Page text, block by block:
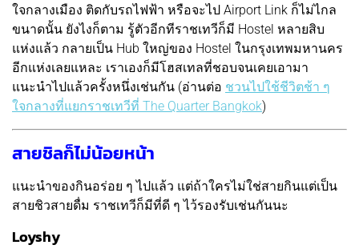
ใจกลางเมือง ติดกับรถไฟฟ้า หรือจะไป Airport Link ก็ไม่ไกล
ขนาดนั้น ยังไงก็ตาม รู้ตัวอีกทีราชเทวีก็มี Hostel หลายสิบ
แห่งแล้ว กลายเป็น Hub ใหญ่ของ Hostel ในกรุงเทพมหานคร
อีกแห่งเลยแหละ เราเองก็มีโฮสเทลที่ชอบจนเคยเอามา
แนะนำไปแล้วครั้งหนึ่งเช่นกัน (อ่านต่อ ชวนไปใช้ชีวิตช้า ๆ
ใจกลางที่แยกราชเทวีที่ The Quarter Bangkok)
สายชิลก็ไม่น้อยหน้า
แนะนำของกินอร่อย ๆ ไปแล้ว แต่ถ้าใครไม่ใช่สายกินแต่เป็น
สายชิวสายดื่ม ราชเทวีก็มีที่ดี ๆ ไว้รองรับเช่นกันนะ
Loyshy